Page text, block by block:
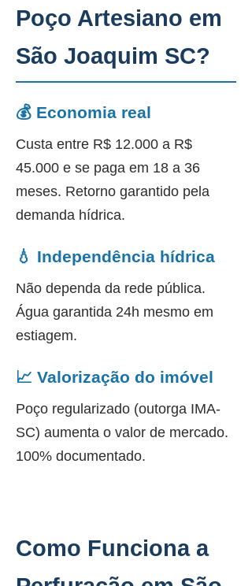
Poço Artesiano em
São Joaquim SC?
💰 Economia real
Custa entre R$ 12.000 a R$
45.000 e se paga em 18 a 36
meses. Retorno garantido pela
demanda hídrica.
💧 Independência hídrica
Não dependa da rede pública.
Água garantida 24h mesmo em
estiagem.
📈 Valorização do imóvel
Poço regularizado (outorga IMA-
SC) aumenta o valor de mercado.
100% documentado.
Como Funciona a